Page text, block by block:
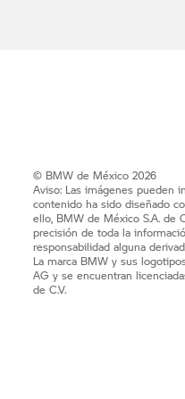
© BMW de México 2026
Aviso: Las imágenes pueden
contenido ha sido diseñado
ello, BMW de México S.A. de
precisión de toda la
responsabilidad alguna
La marca BMW y sus
AG y se encuentran
de C.V.